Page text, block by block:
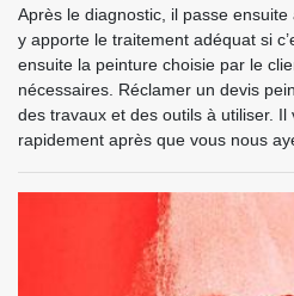
Après le diagnostic, il passe
y apporte le traitement adéquat si
ensuite la peinture choisie par le
nécessaires. Réclamer un devis
des travaux et des outils à utiliser. Il
rapidement après que vous nous